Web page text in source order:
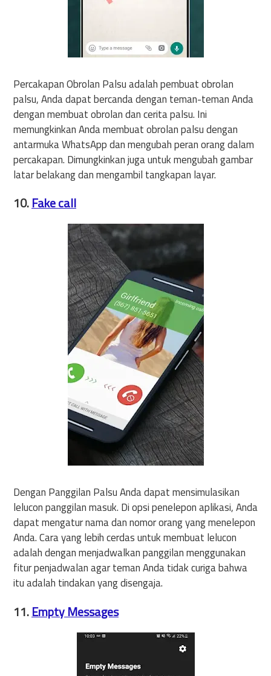
Percakapan Obrolan Palsu adalah pembuat obrolan
palsu, Anda dapat bercanda dengan teman-teman Anda
dengan membuat obrolan dan cerita palsu. Ini
memungkinkan Anda membuat obrolan palsu dengan
antarmuka WhatsApp dan mengubah peran orang dalam
percakapan. Dimungkinkan juga untuk mengubah gambar
latar belakang dan mengambil tangkapan layar.
10.Fake call
Dengan Panggilan Palsu Anda dapat mensimulasikan
lelucon panggilan masuk. Di opsi penelepon aplikasi, Anda
dapat mengatur nama dan nomor orang yang menelepon
Anda. Cara yang lebih cerdas untuk membuat lelucon
adalah dengan menjadwalkan panggilan menggunakan
fitur penjadwalan agar teman Anda tidak curiga bahwa
itu adalah tindakan yang disengaja.
11.Empty Messages